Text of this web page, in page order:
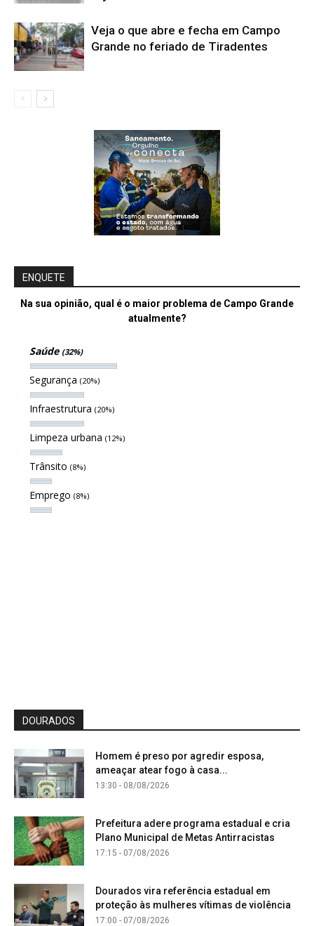
Veja o que abre e fecha em Campo
Grande no feriado de Tiradentes
ENQUETE
Na sua opinião, qual é o maior problema de Campo Grande
atualmente?
Saúde (32%)
Segurança (20%)
Infraestrutura (20%)
Limpeza urbana (12%)
Trânsito (8%)
Emprego (8%)
DOURADOS
Homem é preso por agredir esposa,
ameaçar atear fogo à casa...
13:30 - 08/08/2026
Prefeitura adere programa estadual e cria
Plano Municipal de Metas Antirracistas
17:15 - 07/08/2026
Dourados vira referência estadual em
proteção às mulheres vítimas de violência
17:00 - 07/08/2026